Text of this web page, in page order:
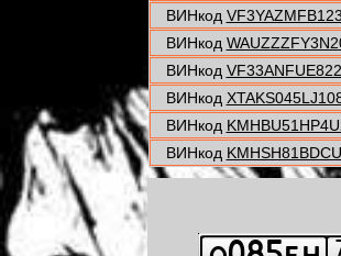
ВИНкод
ВИНкод
ВИНкод
ВИНкод
ВИНкод
ВИНкод